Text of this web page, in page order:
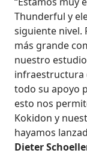
Thunderful y
siguiente nivel.
más grande
nuestro
infraestructura
todo su apoyo
esto nos
Kokidon y
hayamos
Dieter